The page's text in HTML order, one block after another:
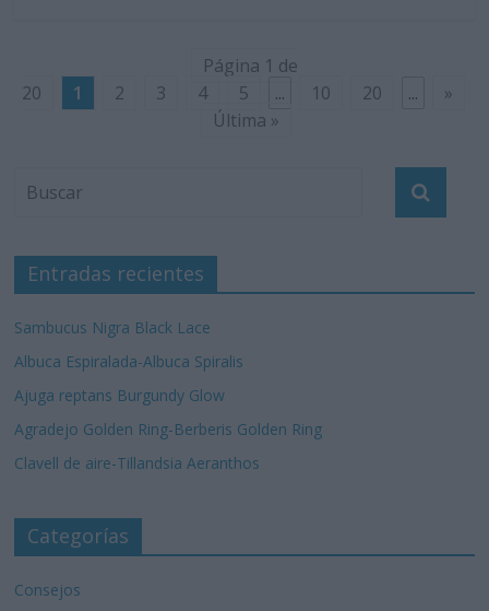
Página 1 de
20
1 2 3 4 5 ... 10 20 ...
»
Última »
Entradas recientes
Sambucus Nigra Black Lace
Albuca Espiralada-Albuca Spiralis
Ajuga reptans Burgundy Glow
Agradejo Golden Ring-Berberis Golden Ring
Clavell de aire-Tillandsia Aeranthos
Categorías
Consejos